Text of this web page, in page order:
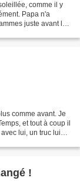
comme il y
Papa n'a
juste avant la
comme avant. Je
et tout à coup il
lui, un truc lui
!